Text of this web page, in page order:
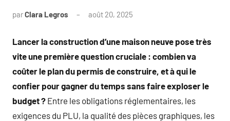
parClara Legros août 20, 2025
Lancer la construction d’une maison neuve pose très
vite une première question cruciale : combien va
coûter le plan du permis de construire, et à qui le
confier pour gagner du temps sans faire exploser le
budget ? Entre les obligations réglementaires, les
exigences du PLU, la qualité des pièces graphiques, les